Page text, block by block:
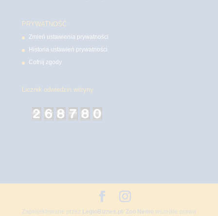
PRYWATNOŚĆ
Zmień ustawienia prywatności
Historia ustawień prywatności
Cofnij zgody
Licznik odwiedzin witryny
Zaprojektowane przez LegioBiznes.pl/ Zoo Nemowszelkie prawa